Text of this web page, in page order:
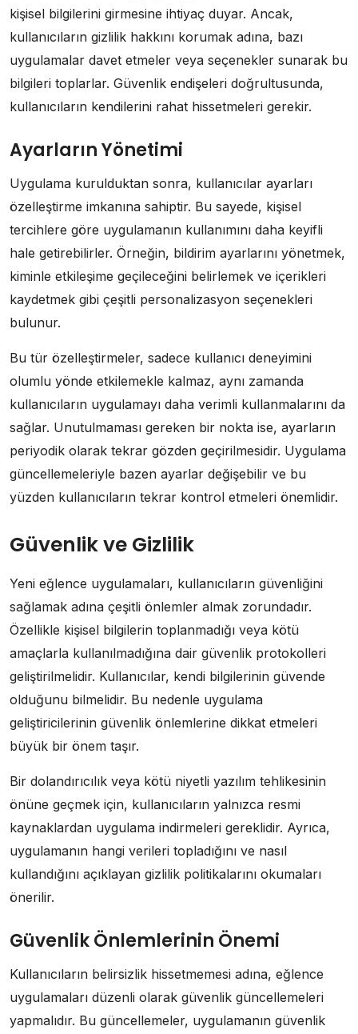
kişisel bilgilerini girmesine ihtiyaç duyar. Ancak,
kullanıcıların gizlilik hakkını korumak adına, bazı
uygulamalar davet etmeler veya seçenekler sunarak bu
bilgileri toplarlar. Güvenlik endişeleri doğrultusunda,
kullanıcıların kendilerini rahat hissetmeleri gerekir.
Ayarların Yönetimi
Uygulama kurulduktan sonra, kullanıcılar ayarları
özelleştirme imkanına sahiptir. Bu sayede, kişisel
tercihlere göre uygulamanın kullanımını daha keyifli
hale getirebilirler. Örneğin, bildirim ayarlarını yönetmek,
kiminle etkileşime geçileceğini belirlemek ve içerikleri
kaydetmek gibi çeşitli personalizasyon seçenekleri
bulunur.
Bu tür özelleştirmeler, sadece kullanıcı deneyimini
olumlu yönde etkilemekle kalmaz, aynı zamanda
kullanıcıların uygulamayı daha verimli kullanmalarını da
sağlar. Unutulmaması gereken bir nokta ise, ayarların
periyodik olarak tekrar gözden geçirilmesidir. Uygulama
güncellemeleriyle bazen ayarlar değişebilir ve bu
yüzden kullanıcıların tekrar kontrol etmeleri önemlidir.
Güvenlik ve Gizlilik
Yeni eğlence uygulamaları, kullanıcıların güvenliğini
sağlamak adına çeşitli önlemler almak zorundadır.
Özellikle kişisel bilgilerin toplanmadığı veya kötü
amaçlarla kullanılmadığına dair güvenlik protokolleri
geliştirilmelidir. Kullanıcılar, kendi bilgilerinin güvende
olduğunu bilmelidir. Bu nedenle uygulama
geliştiricilerinin güvenlik önlemlerine dikkat etmeleri
büyük bir önem taşır.
Bir dolandırıcılık veya kötü niyetli yazılım tehlikesinin
önüne geçmek için, kullanıcıların yalnızca resmi
kaynaklardan uygulama indirmeleri gereklidir. Ayrıca,
uygulamanın hangi verileri topladığını ve nasıl
kullandığını açıklayan gizlilik politikalarını okumaları
önerilir.
Güvenlik Önlemlerinin Önemi
Kullanıcıların belirsizlik hissetmemesi adına, eğlence
uygulamaları düzenli olarak güvenlik güncellemeleri
yapmalıdır. Bu güncellemeler, uygulamanın güvenlik